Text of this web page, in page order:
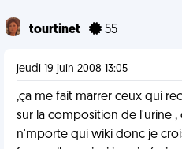
tourtinet 55
jeudi 19 juin 2008 13:05
,ça me fait marrer ceux qui
sur la composition de l'urine
n'mporte qui wiki donc je